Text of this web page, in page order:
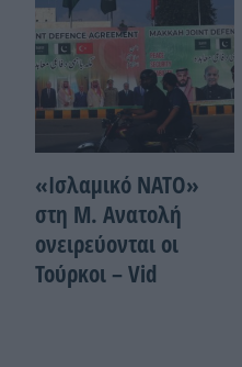
«Ισλαμικό ΝΑΤΟ»
στη Μ. Ανατολή
ονειρεύονται οι
Τούρκοι – Vid